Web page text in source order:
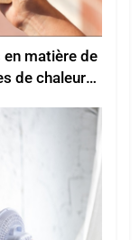
matière de
de chaleur